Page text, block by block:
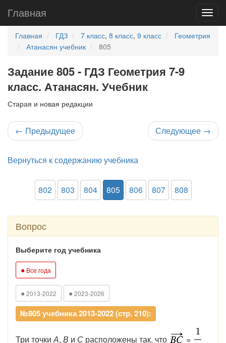
Главная
Главная ГДЗ 7 класс, 8 класс, 9 класс
Геометрия
Атанасян учебник
805
Задание 805 - ГДЗ Геометрия 7-9
класс. Атанасян. Учебник
Старая и новая редакции
← Предыдущее Следующее →
Вернуться к содержанию учебника
802 803 804 805 806 807 808
Вопрос
Выберите год учебника
● Все года
● 2013-2022 ● 2023-2026
№805 учебника 2013-2022 (стр. 210):
Три точкиА, В и С расположены так, что =